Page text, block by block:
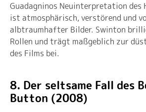
Guadagninos Neuinterpretation des
ist atmosphärisch, verstörend und
albtraumhafter Bilder. Swinton
Rollen und trägt maßgeblich zur
des Films bei.
8. Der seltsame Fall des
Button (2008)